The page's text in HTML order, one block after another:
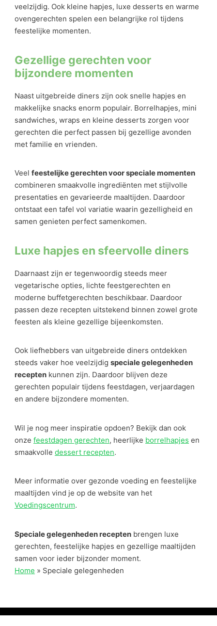
veelzijdig. Ook kleine hapjes, luxe desserts en warme
ovengerechten spelen een belangrijke rol tijdens
feestelijke momenten.
Gezellige gerechten voor
bijzondere momenten
Naast uitgebreide diners zijn ook snelle hapjes en
makkelijke snacks enorm populair. Borrelhapjes, mini
sandwiches, wraps en kleine desserts zorgen voor
gerechten die perfect passen bij gezellige avonden
met familie en vrienden.
Veel feestelijke gerechten voor speciale momenten
combineren smaakvolle ingrediënten met stijlvolle
presentaties en gevarieerde maaltijden. Daardoor
ontstaat een tafel vol variatie waarin gezelligheid en
samen genieten perfect samenkomen.
Luxe hapjes en sfeervolle diners
Daarnaast zijn er tegenwoordig steeds meer
vegetarische opties, lichte feestgerechten en
moderne buffetgerechten beschikbaar. Daardoor
passen deze recepten uitstekend binnen zowel grote
feesten als kleine gezellige bijeenkomsten.
Ook liefhebbers van uitgebreide diners ontdekken
steeds vaker hoe veelzijdig speciale gelegenheden
recepten kunnen zijn. Daardoor blijven deze
gerechten populair tijdens feestdagen, verjaardagen
en andere bijzondere momenten.
Wil je nog meer inspiratie opdoen? Bekijk dan ook
onze feestdagen gerechten, heerlijke borrelhapjes en
smaakvolle dessert recepten.
Meer informatie over gezonde voeding en feestelijke
maaltijden vind je op de website van het
Voedingscentrum.
Speciale gelegenheden recepten brengen luxe
gerechten, feestelijke hapjes en gezellige maaltijden
samen voor ieder bijzonder moment.
Home » Speciale gelegenheden